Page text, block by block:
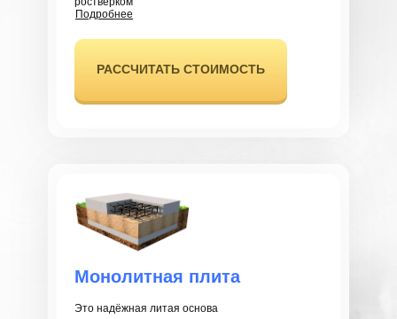
Подробнее
РАССЧИТАТЬ СТОИМОСТЬ
Это надёжная литая основа
Монолитная плита